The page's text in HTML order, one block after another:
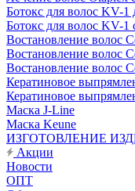
Ботокс для волос KV-1
Ботокс для волос KV-
Востановление волос
Востановление волос
Востановление волос
Кератиновое
Кератиновое
Маска J-Line
Маска Keune
ИЗГОТОВЛЕНИЕ
Акции
Новости
ОПТ